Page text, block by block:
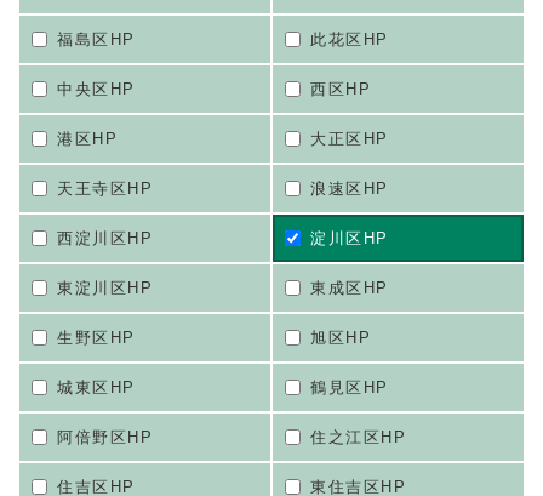
福島区HP 此花区HP
中央区HP 西区HP
港区HP 大正区HP
天王寺区HP 浪速区HP
西淀川区HP 淀川区HP
東淀川区HP 東成区HP
生野区HP 旭区HP
城東区HP 鶴見区HP
阿倍野区HP 住之江区HP
住吉区HP 東住吉区HP